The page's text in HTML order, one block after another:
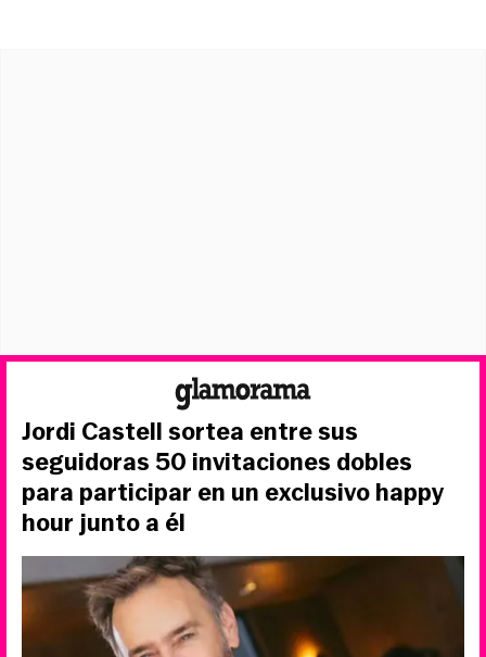
Jordi Castell sortea entre sus
seguidoras 50 invitaciones dobles
para participar en un exclusivo happy
hour junto a él